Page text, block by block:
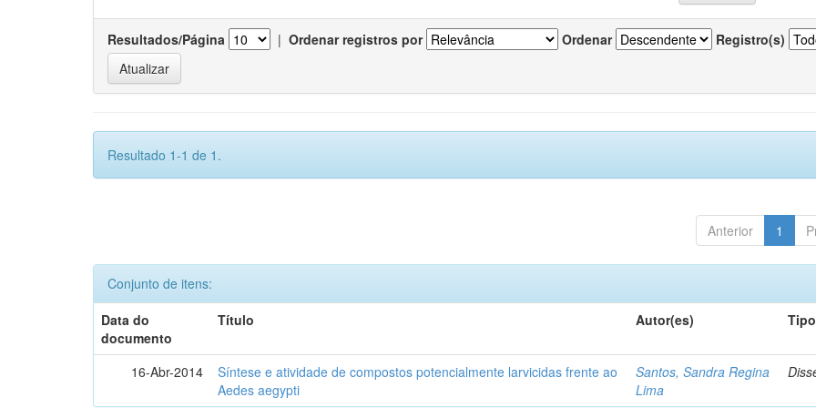
Resultados/Página | Ordenar registros por Ordenar Registro(s)
Resultado 1-1 de 1.
Anterior 1
Conjunto de itens:
Data do
documento
Título Autor(es) Tipo
16-Abr-2014
Síntese e atividade de compostos potencialmente larvicidas frente ao
Aedes aegypti
Santos, Sandra Regina
Lima